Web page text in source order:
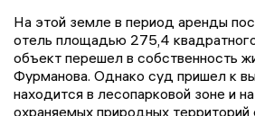
На этой земле в период аренды
отель площадью 275,4
объект перешел в собственность
Фурманова. Однако суд пришел к
находится в лесопарковой зоне и
охраняемых природных